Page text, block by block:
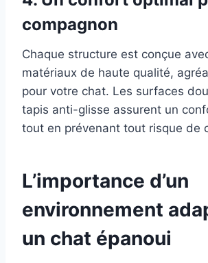
compagnon
Chaque structure est conçue
matériaux de haute qualité,
pour votre chat. Les surfaces
tapis anti-glisse assurent un
tout en prévenant tout risque de
L’importance d’un
environnement
un chat épanoui